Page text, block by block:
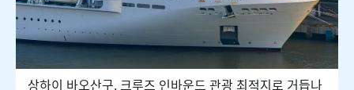
상하이 바오산구, 크루즈 인바운드 관광 최적지로 거듭나